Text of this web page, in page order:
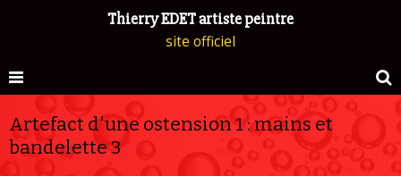
Thierry EDET artiste peintre
site officiel
Artefact d'une ostension 1 : mains et
bandelette 3